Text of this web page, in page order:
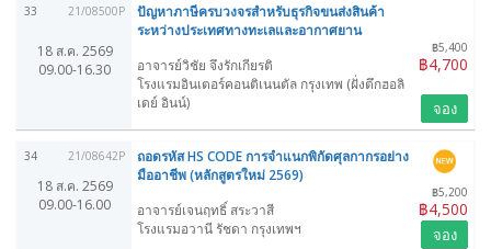
33 21/08500P
18 ส.ค. 2569
09.00-16.30
ปัญหาภาษีครบวงจรสำหรับธุรกิจขนส่งสินค้า
ระหว่างประเทศทางทะเลและอากาศยาน
฿5,400
฿4,700
อาจารย์วิชัย จึงรักเกียรติ
โรงแรมอินเตอร์คอนติเนนตัล กรุงเทพ (ฝั่งตึกฮอลิ
เดย์ อินน์)
จอง
34 21/08642P
18 ส.ค. 2569
09.00-16.00
ถอดรหัส HS CODE การจำแนกพิกัดศุลกากรอย่าง
มืออาชีพ (หลักสูตรใหม่ 2569)
฿5,200
฿4,500
อาจารย์เจนฤทธิ์ สระวาสี
โรงแรมอวานี รัชดา กรุงเทพฯ
จอง